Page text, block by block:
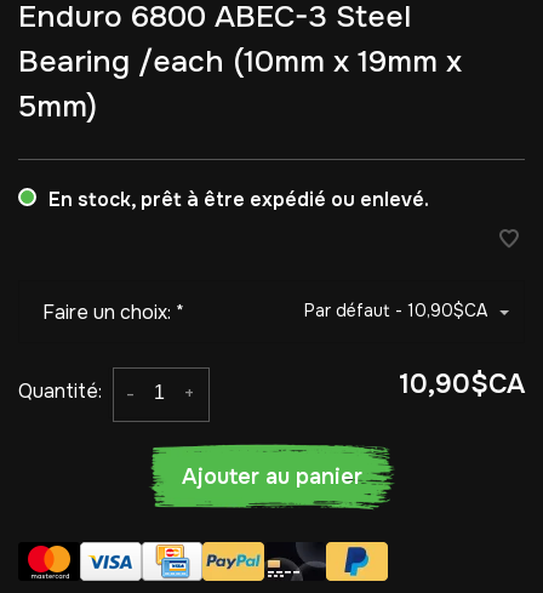
Enduro 6800 ABEC-3 Steel
Bearing /each (10mm x 19mm x
5mm)
En stock, prêt à être expédié ou enlevé.
Faire un choix: * Par défaut - 10,90$CA
Quantité: +
- 10,90$CA
Ajouter au panier